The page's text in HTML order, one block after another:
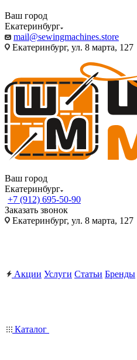
Ваш город
Екатеринбург
mail@sewingmachines.store
Екатеринбург, ул. 8 марта, 127
Ваш город
Екатеринбург
+7 (912) 695-50-90
Заказать звонок
Екатеринбург, ул. 8 марта, 127
Акции Услуги Статьи Бренды
Каталог